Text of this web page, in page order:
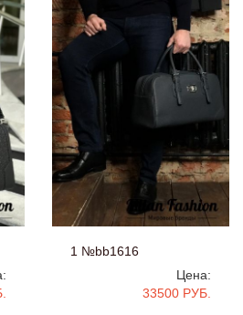
1 №bb1616
Цена:
33500 РУБ.